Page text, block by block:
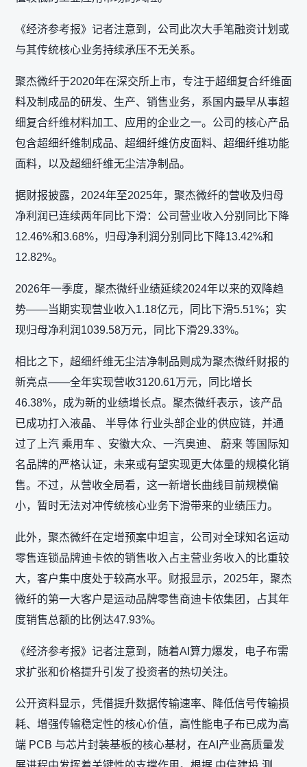
《经济参考报》记者注意到，公司此次大手笔融资计划或
与其传统核心业务持续承压不无关系。
聚杰微纤于2020年在深交所上市，专注于超细复合纤维面
料及制成品的研发、生产、销售业务，系国内最早从事超
细复合纤维材料加工、应用的企业之一。公司的核心产品
包含超细纤维制成品、超细纤维仿皮面料、超细纤维功能
面料，以及超细纤维无尘洁净制品。
据财报披露，2024年至2025年，聚杰微纤的营收及归母
净利润已连续两年同比下滑：公司营业收入分别同比下降
12.46%和3.68%，归母净利润分别同比下降13.42%和
12.82%。
2026年一季度，聚杰微纤业绩延续2024年以来的双降趋
势——当期实现营业收入1.18亿元，同比下滑5.51%；实
现归母净利润1039.58万元，同比下滑29.33%。
相比之下，超细纤维无尘洁净制品则成为聚杰微纤财报的
新亮点——全年实现营收3120.61万元，同比增长
46.38%，成为新的业绩增长点。聚杰微纤表示，该产品
已成功打入液晶、 半导体 行业头部企业的供应链，并通
过了上汽 乘用车 、安徽大众、一汽奥迪、 蔚来 等国际知
名品牌的严格认证，未来或有望实现更大体量的规模化销
售。不过，从营收全局看，这一新增长曲线目前规模偏
小，暂时无法对冲传统核心业务下滑带来的业绩压力。
此外，聚杰微纤在定增预案中坦言，公司对全球知名运动
零售连锁品牌迪卡侬的销售收入占主营业务收入的比重较
大，客户集中度处于较高水平。财报显示，2025年，聚杰
微纤的第一大客户是运动品牌零售商迪卡侬集团，占其年
度销售总额的比例达47.93%。
《经济参考报》记者注意到，随着AI算力爆发，电子布需
求扩张和价格提升引发了投资者的热切关注。
公开资料显示，凭借提升数据传输速率、降低信号传输损
耗、增强传输稳定性的核心价值，高性能电子布已成为高
端 PCB 与芯片封装基板的核心基材，在AI产业高质量发